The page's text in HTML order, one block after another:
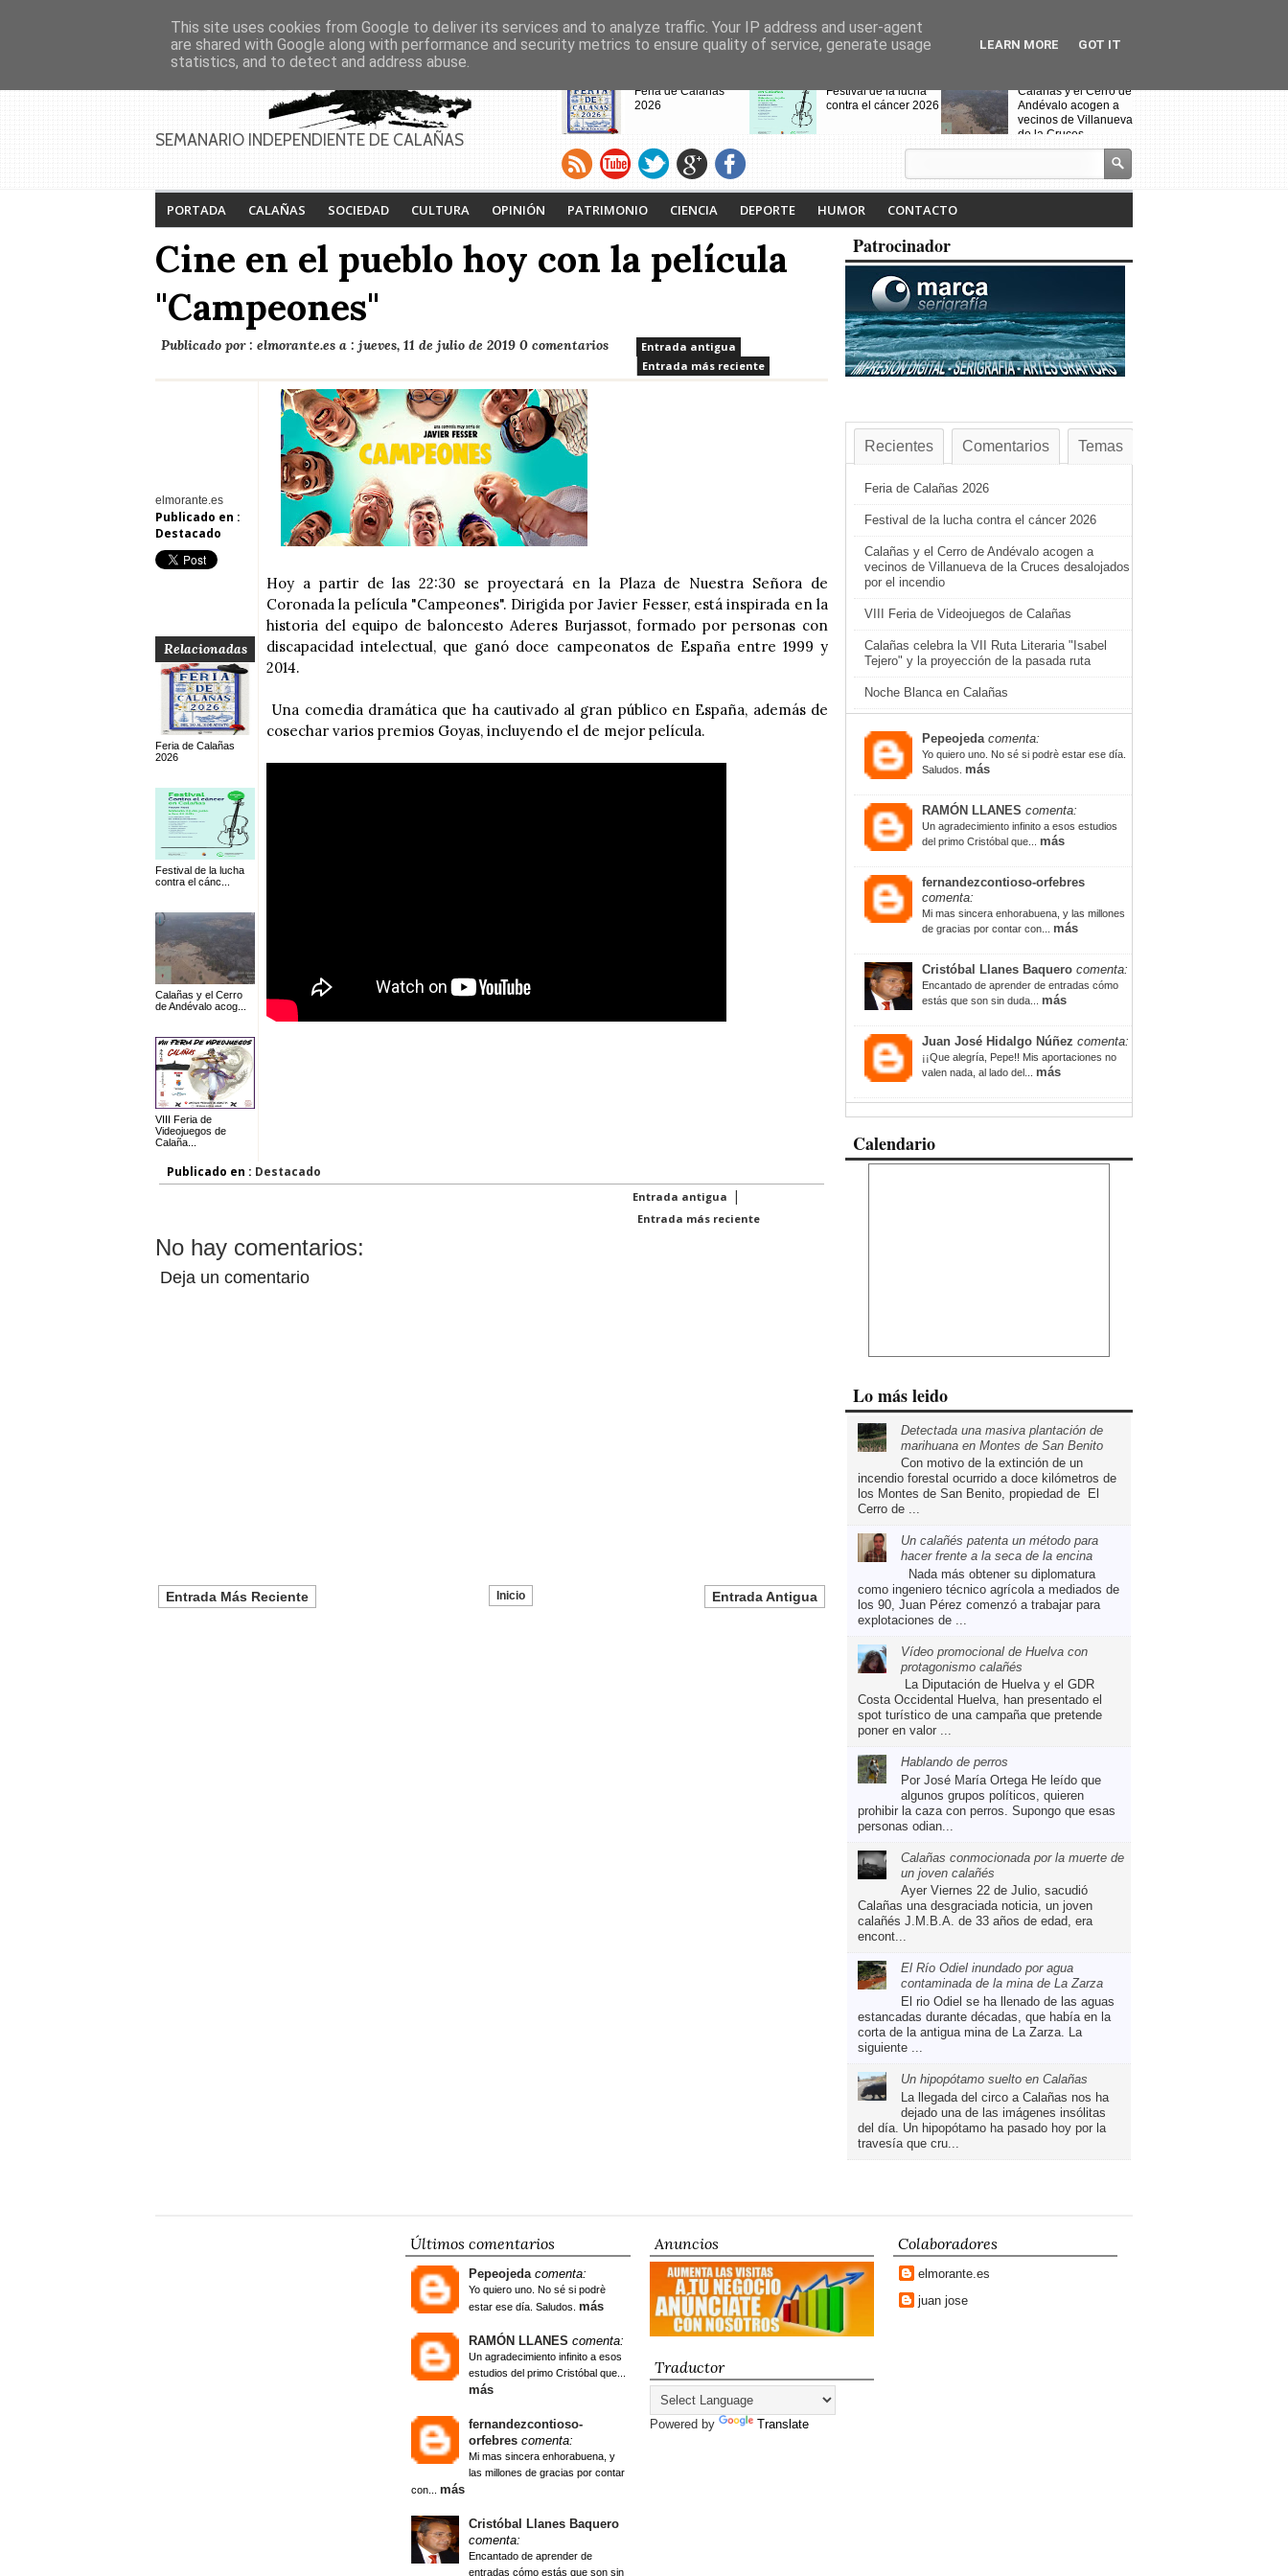
PAGINAS Inicio Contacto Anúnciate
SEMANARIO INDEPENDIENTE DE CALAÑAS
Feria de Calañas
2026
Festival de la lucha
contra el cáncer 2026
Calañas y el Cerro de
Andévalo acogen a
vecinos de Villanueva
de la Cruces
desalojados por el
VIII Feria de
Calañas
Calañas celebra la VII
Tejero" y la
proyección de la
pasada ruta
Noche Blanca en
escuela de baile
PORTADA CALAÑAS SOCIEDAD CULTURA OPINIÓN PATRIMONIO CIENCIA DEPORTE HUMOR CONTACTO
Cine en el pueblo hoy con la película
"Campeones"
Publicado por : elmorante.es a : jueves, 11 de julio de 2019 0 comentarios
Entrada antigua
Entrada más reciente
elmorante.es
Publicado en :
Destacado
Relacionadas
Feria de Calañas
2026
Festival de la lucha
contra el cánc...
Calañas y el Cerro
de Andévalo acog...
VIII Feria de
Videojuegos de
Calaña...
Hoy a partir de las 22:30 se proyectará en la Plaza de Nuestra Señora de
Coronada la película "Campeones". Dirigida por Javier Fesser, está inspirada en la
historia del equipo de baloncesto Aderes Burjassot, formado por personas con
discapacidad intelectual, que ganó doce campeonatos de España entre 1999 y
2014.
Una comedia dramática que ha cautivado al gran público en España, además de
cosechar varios premios Goyas, incluyendo el de mejor película.
Publicado en : Destacado
Entrada antigua |
Entrada más reciente
No hay comentarios:
Deja un comentario
Entrada Más Reciente Entrada Antigua
Inicio
Patrocinador
Recientes Comentarios Temas
Feria de Calañas 2026
Festival de la lucha contra el cáncer 2026
Calañas y el Cerro de Andévalo acogen a
vecinos de Villanueva de la Cruces desalojados
por el incendio
VIII Feria de Videojuegos de Calañas
Calañas celebra la VII Ruta Literaria "Isabel
Tejero" y la proyección de la pasada ruta
Noche Blanca en Calañas
Pepeojeda comenta:
Yo quiero uno. No sé si podrè estar ese día.
Saludos. más
RAMÓN LLANES comenta:
Un agradecimiento infinito a esos estudios
del primo Cristóbal que... más
fernandezcontioso-orfebres
comenta:
Mi mas sincera enhorabuena, y las millones
de gracias por contar con... más
Cristóbal Llanes Baquero comenta:
Encantado de aprender de entradas cómo
estás que son sin duda... más
Juan José Hidalgo Núñez comenta:
¡¡Que alegría, Pepe!! Mis aportaciones no
valen nada, al lado del... más
Calendario
Lo más leido
Detectada una masiva plantación de
marihuana en Montes de San Benito
Con motivo de la extinción de un
incendio forestal ocurrido a doce kilómetros de
los Montes de San Benito, propiedad de El
Cerro de ...
Un calañés patenta un método para
hacer frente a la seca de la encina
Nada más obtener su diplomatura
como ingeniero técnico agrícola a mediados de
los 90, Juan Pérez comenzó a trabajar para
explotaciones de ...
Vídeo promocional de Huelva con
protagonismo calañés
La Diputación de Huelva y el GDR
Costa Occidental Huelva, han presentado el
spot turístico de una campaña que pretende
poner en valor ...
Hablando de perros
Por José María Ortega He leído que
algunos grupos políticos, quieren
prohibir la caza con perros. Supongo que esas
personas odian...
Calañas conmocionada por la muerte de
un joven calañés
Ayer Viernes 22 de Julio, sacudió
Calañas una desgraciada noticia, un joven
calañés J.M.B.A. de 33 años de edad, era
encont...
El Río Odiel inundado por agua
contaminada de la mina de La Zarza
El rio Odiel se ha llenado de las aguas
estancadas durante décadas, que había en la
corta de la antigua mina de La Zarza. La
siguiente ...
Un hipopótamo suelto en Calañas
La llegada del circo a Calañas nos ha
dejado una de las imágenes insólitas
del día. Un hipopótamo ha pasado hoy por la
travesía que cru...
Últimos comentarios
Pepeojeda comenta:
Yo quiero uno. No sé si podrè
estar ese día. Saludos. más
RAMÓN LLANES comenta:
Un agradecimiento infinito a esos
estudios del primo Cristóbal que...
más
fernandezcontioso-
orfebres comenta:
Mi mas sincera enhorabuena, y
las millones de gracias por contar
con... más
Cristóbal Llanes Baquero
comenta:
Encantado de aprender de
entradas cómo estás que son sin
Anuncios
Traductor
Powered by Translate
Colaboradores
elmorante.es
juan jose
This site uses cookies from Google to deliver its services and to analyze traffic. Your IP address and user-agent
are shared with Google along with performance and security metrics to ensure quality of service, generate usage
statistics, and to detect and address abuse.
LEARN MORE GOT IT